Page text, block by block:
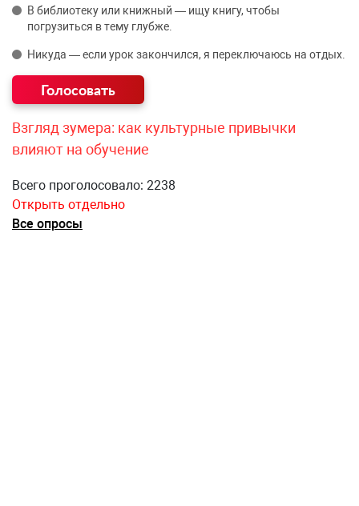
В библиотеку или книжный — ищу книгу, чтобы
погрузиться в тему глубже.
Никуда — если урок закончился, я переключаюсь на отдых.
Взгляд зумера: как культурные привычки
влияют на обучение
Всего проголосовало: 2238
Открыть отдельно
Все опросы